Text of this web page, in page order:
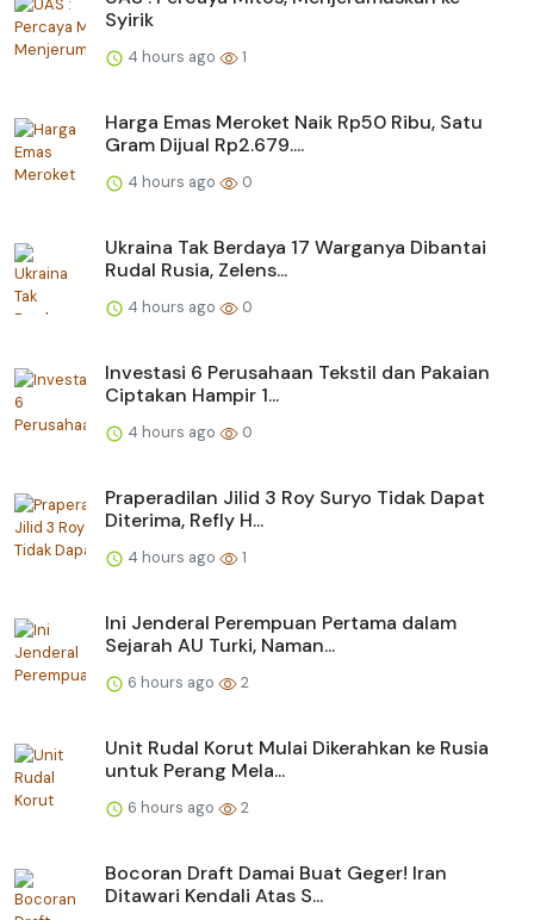
Syirik
4 hours ago 1
Harga Emas Meroket Naik Rp50 Ribu, Satu
Gram Dijual Rp2.679....
4 hours ago 0
Ukraina Tak Berdaya 17 Warganya Dibantai
Rudal Rusia, Zelens...
4 hours ago 0
Investasi 6 Perusahaan Tekstil dan Pakaian
Ciptakan Hampir 1...
4 hours ago 0
Praperadilan Jilid 3 Roy Suryo Tidak Dapat
Diterima, Refly H...
4 hours ago 1
Ini Jenderal Perempuan Pertama dalam
Sejarah AU Turki, Naman...
6 hours ago 2
Unit Rudal Korut Mulai Dikerahkan ke Rusia
untuk Perang Mela...
6 hours ago 2
Bocoran Draft Damai Buat Geger! Iran
Ditawari Kendali Atas S...